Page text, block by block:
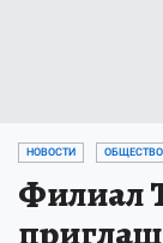
НОВОСТИ ОБЩЕСТВО
Филиал